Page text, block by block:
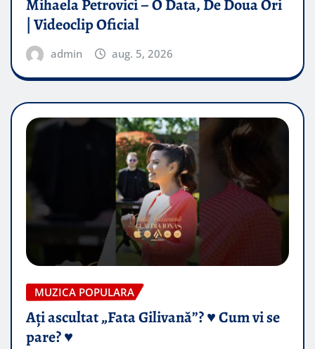
Mihaela Petrovici – O Data, De Doua Ori
| Videoclip Oficial
admin aug. 5, 2026
MUZICA POPULARA
Ați ascultat „Fata Gilivană”? ♥️ Cum vi se
pare? ♥️